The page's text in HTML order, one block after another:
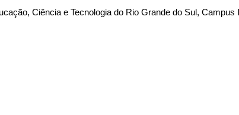
Ciência e Tecnologia do Rio Grande do Sul, Campus